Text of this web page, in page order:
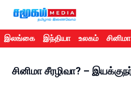
இலங்கை இந்தியா உலகம் சினிமா
சினிமா சீரழிவா? –